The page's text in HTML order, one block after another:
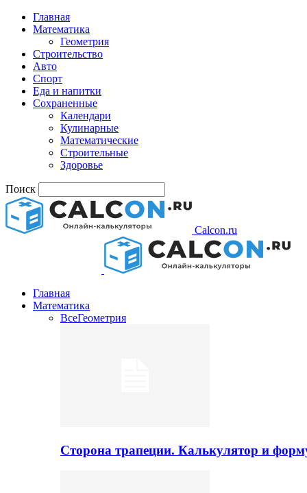
Главная
Математика
Геометрия
Строительство
Авто
Спорт
Еда и напитки
Сохраненные
Календари
Кулинарные
Математические
Строительные
Здоровье
Поиск
Calcon.ru
Главная
Математика
ВсеГеометрия
Сторона трапеции. Калькулятор и